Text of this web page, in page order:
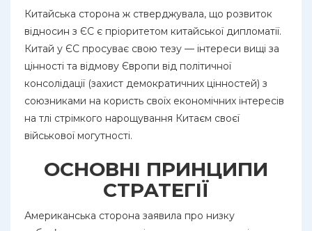
Китайська сторона ж стверджувала, що розвиток
відносин з ЄС є пріоритетом китайської дипломатії.
Китай у ЄС просуває свою тезу — інтереси вищі за
цінності та відмову Європи від політичної
консолідації (захист демократичних цінностей) з
союзниками на користь своїх економічних інтересів
на тлі стрімкого нарощування Китаєм своєї
військової могутності.
ОСНОВНІ ПРИНЦИПИ
СТРАТЕГІЇ
Американська сторона заявила про низку